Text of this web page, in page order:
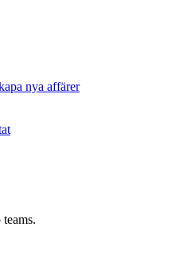
nya affärer